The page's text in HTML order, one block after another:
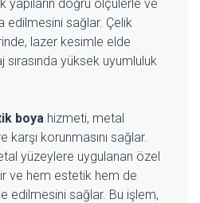
yapıların doğru ölçülerle ve
edilmesini sağlar. Çelik
lazer kesimle elde
yüksek uyumluluk
boya hizmeti, metal
karşı korunmasını sağlar.
yüzeylere uygulanan özel
ve hem estetik hem de
edilmesini sağlar. Bu işlem,